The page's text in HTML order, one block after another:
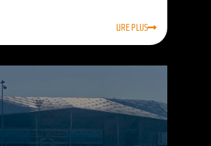
LIRE PLUS